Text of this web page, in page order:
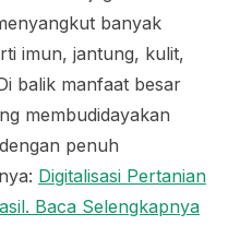
banyak
imun, jantung, kulit,
balik manfaat besar
membudidayakan
penuh
Digitalisasi Pertanian
Baca Selengkapnya